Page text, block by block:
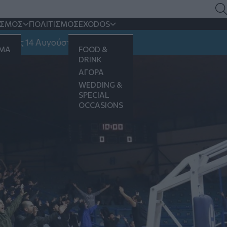
ΠΟΛΙΤΙΣΜΟΣEXODOS
FOOD &
DRINK
ΑΓΟΡΑ
WEDDING &
SPECIAL
OCCASIONS
Αυγούστου
της Α2
Τρικούπη